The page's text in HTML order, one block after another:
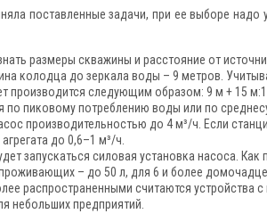
поставленные задачи, при ее выборе надо
размеры скважины и расстояние от
колодца до зеркала воды – 9 метров.
производится следующим образом: 9 м + 15
по пиковому потреблению воды или по
производительностью до 4 м³/ч. Если
до 0,6–1 м³/ч.
запускаться силовая установка насоса. Как
– до 50 л, для 6 и более
распространенными считаются устройства
небольших предприятий.